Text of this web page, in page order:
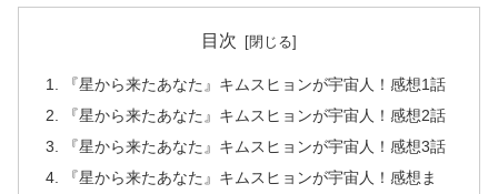
目次
『星から来たあなた』キムスヒョンが宇宙人！感想1話
『星から来たあなた』キムスヒョンが宇宙人！感想2話
『星から来たあなた』キムスヒョンが宇宙人！感想3話
『星から来たあなた』キムスヒョンが宇宙人！感想ま